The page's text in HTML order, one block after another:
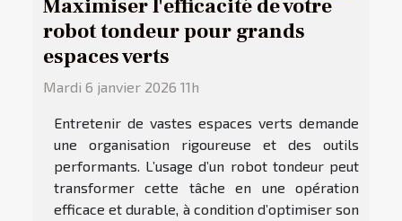
Maximiser l'efficacité de votre
robot tondeur pour grands
espaces verts
Mardi 6 janvier 2026 11h
Entretenir de vastes espaces verts demande
une organisation rigoureuse et des outils
performants. L’usage d’un robot tondeur peut
transformer cette tâche en une opération
efficace et durable, à condition d’optimiser son